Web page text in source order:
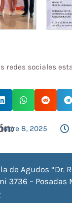
redes sociales
8, 2025
de Agudos “Dr.
3736 – Posadas